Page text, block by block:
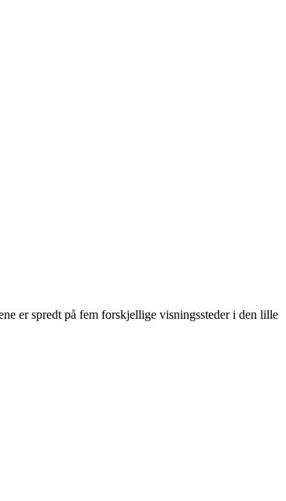
er spredt på fem forskjellige visningssteder i den lille